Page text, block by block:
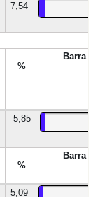
7,54
%
Barra %
5,85
%
Barra %
5,09